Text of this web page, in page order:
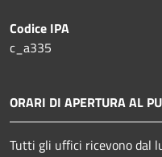
Codice IPA
c_a335
ORARI DI APERTURA AL
Tutti gli uffici ricevono dal